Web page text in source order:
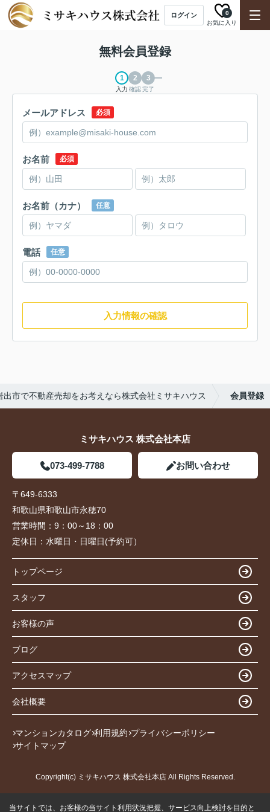
ログイン
お気に入り
0
無料会員登録
入力 確認完了
メールアドレス 必須
お名前 必須
お名前（カナ） 任意
電話 任意
入力情報の確認
出市で不動産売却をお考えなら株式会社ミサキハウス 会員登録
ミサキハウス 株式会社本店
073-499-7788 お問い合わせ
〒649-6333
和歌山県和歌山市永穂70
営業時間： 9：00～18：00
定休日： 水曜日・日曜日(予約可）
トップページ
スタッフ
お客様の声
ブログ
アクセスマップ
会社概要
マンションカタログ 利用規約 プライバシーポリシー
サイトマップ
Copyright(c) ミサキハウス 株式会社本店 All Rights Reserved.
当サイトでは、お客様の当サイト利用状況把握、サービス向上検討を目的と